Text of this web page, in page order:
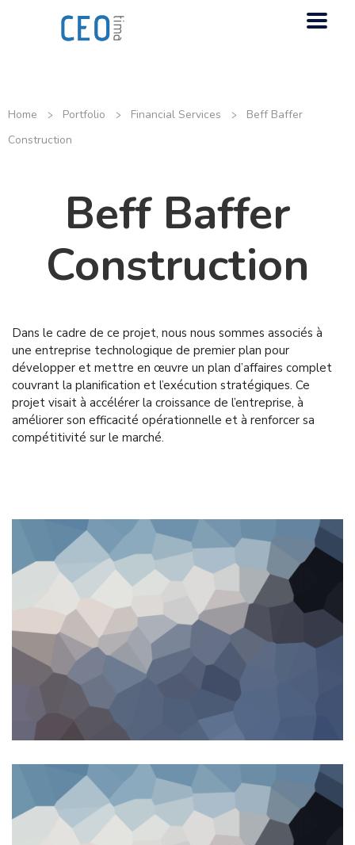
Home > Portfolio > Financial Services >
Beff Baffer
Construction
Beff Baffer
Construction
Dans le cadre de ce projet, nous nous sommes associés à
une entreprise technologique de premier plan pour
développer et mettre en œuvre un plan d’affaires complet
couvrant la planification et l’exécution stratégiques. Ce
projet visait à accélérer la croissance de l’entreprise, à
améliorer son efficacité opérationnelle et à renforcer sa
compétitivité sur le marché.